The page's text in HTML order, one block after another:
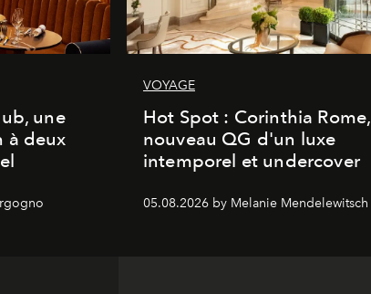
une
à deux
VOYAGE
Hot Spot : Corinthia Rome,
nouveau QG d'un luxe
intemporel et undercover
05.08.2026 by Melanie Mendelewitsch